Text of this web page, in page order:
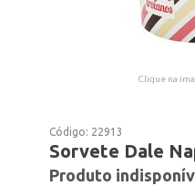
Clique na
Código: 22913
Sorvete Dale
Produto